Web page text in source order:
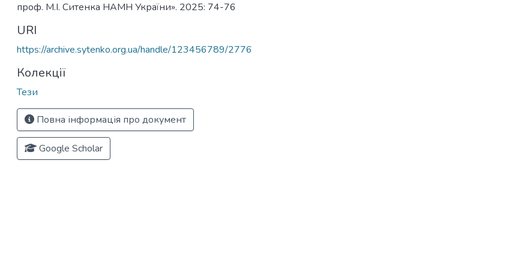
проф. М.І. Ситенка НАМН України». 2025: 74-76
URI
https://archive.sytenko.org.ua/handle/123456789/2776
Колекції
Тези
Повна інформація про документ
Google Scholar